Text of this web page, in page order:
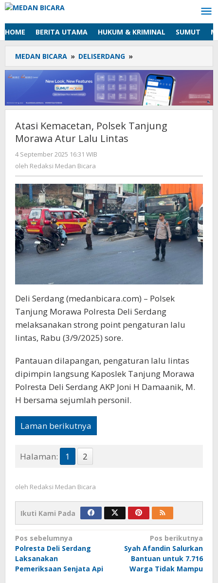
Lewati
konten
HOME BERITA UTAMA HUKUM & KRIMINAL SUMUT
MEDAN BICARA » DELISERDANG »
Kemacetan,
Polsek
Tanjung
Morawa
Atur
Lintas
Atasi Kemacetan, Polsek Tanjung
Morawa Atur Lalu Lintas
4 September 2025 16:31 WIB
Bicara
oleh Redaksi Medan Bicara
Deli Serdang (medanbicara.com) – Polsek
Tanjung Morawa Polresta Deli Serdang
melaksanakan strong point pengaturan lalu
lintas, Rabu (3/9/2025) sore.
Pantauan dilapangan, pengaturan lalu lintas
dipimpin langsung Kaposlek Tanjung Morawa
Polresta Deli Serdang AKP Joni H Damaanik, M.
H bersama sejumlah personil.
Laman berikutnya
Halaman: 1 2
oleh Redaksi Medan Bicara
Ikuti Kami Pada
Navigasi
pos
Pos sebelumnya
Polresta Deli Serdang
Laksanakan
Pemeriksaan Senjata Api
Pos berikutnya
Syah Afandin Salurkan
Bantuan untuk 7.716
Warga Tidak Mampu